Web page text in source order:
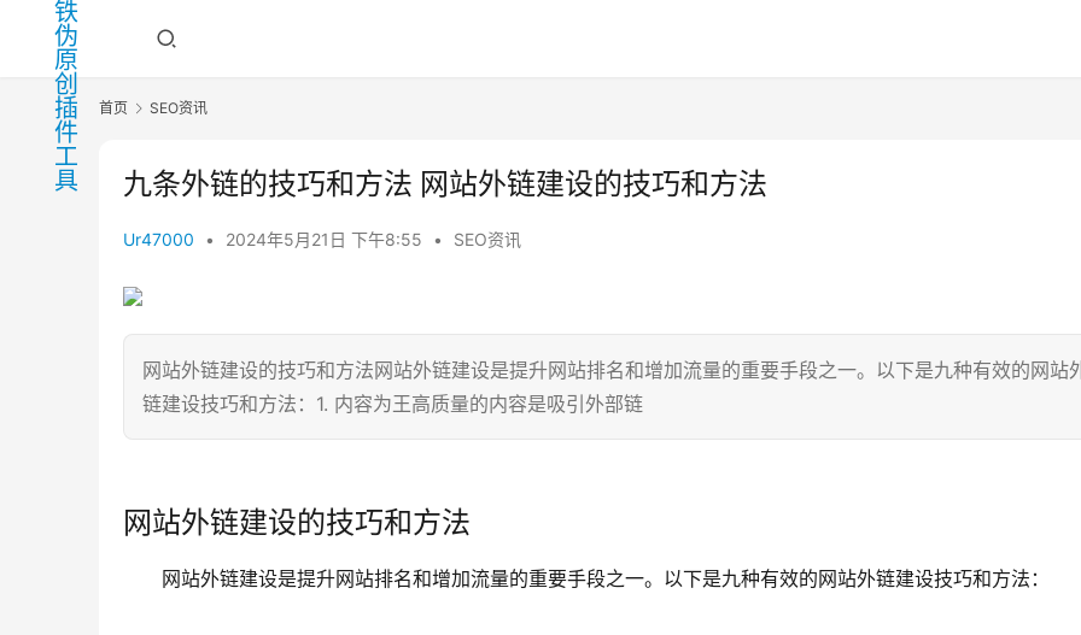
首页 SEO资讯
九条外链的技巧和方法 网站外链建设的技巧和方法
Ur47000 • 2024年5月21日 下午8:55 • SEO资讯
网站外链建设的技巧和方法网站外链建设是提升网站排名和增加流量的重要手段之一。以下是九种有效的网站
链建设技巧和方法：1. 内容为王高质量的内容是吸引外部链
网站外链建设的技巧和方法
网站外链建设是提升网站排名和增加流量的重要手段之一。以下是九种有效的网站外链建设技巧和方法：